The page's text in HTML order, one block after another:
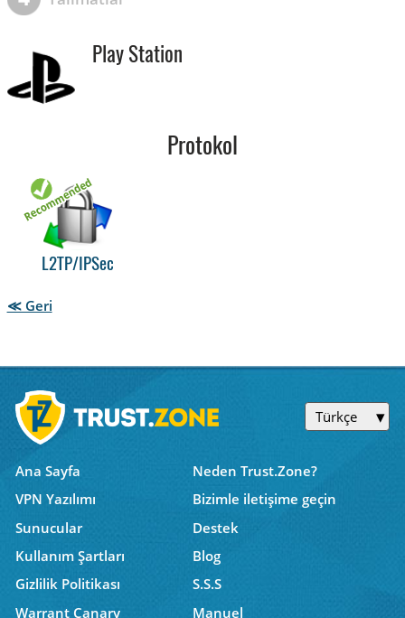
Play Station
Protokol
L2TP/IPSec
≪ Geri
Türkçe
Ana Sayfa
Neden Trust.Zone?
VPN Yazılımı
Bizimle iletişime geçin
Sunucular
Destek
Kullanım Şartları
Blog
Gizlilik Politikası
S.S.S
Warrant Canary
Manuel